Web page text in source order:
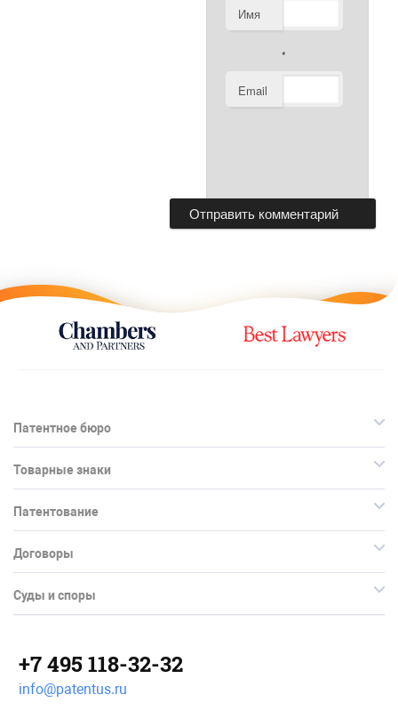
Имя
Email
*
Патентное бюро
Товарные знаки
Патентование
Договоры
Суды и споры
+7 495 118-32-32
info@patentus.ru